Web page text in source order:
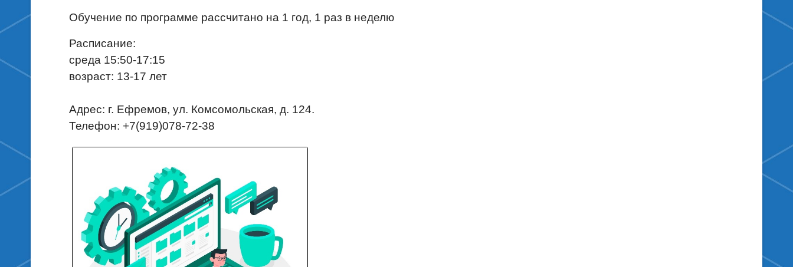
Обучение по программе рассчитано на 1 год, 1 раз в неделю
Расписание:
среда 15:50-17:15
возраст: 13-17 лет
Адрес: г. Ефремов, ул. Комсомольская, д. 124.
Телефон: +7(919)078-72-38